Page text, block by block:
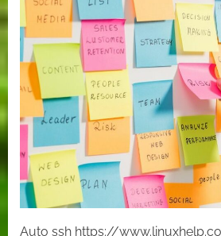
Auto ssh https://